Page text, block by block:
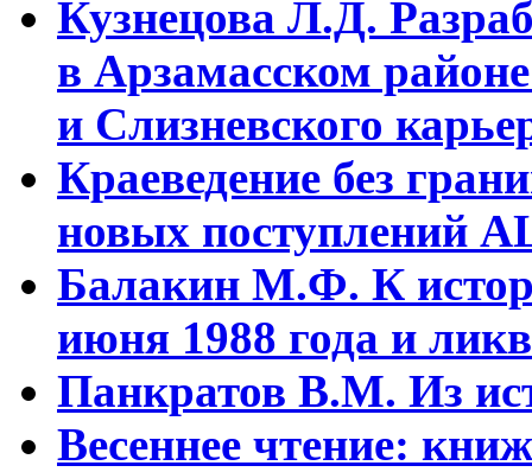
Кузнецова Л.Д.
в Арзамасском
и Слизневского
Краеведение без
новых поступлений
Балакин М.Ф. К
июня 1988 года и
Панкратов В.М. Из
Весеннее чтение: